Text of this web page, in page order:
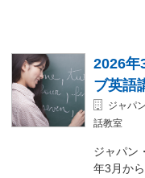
2026年
ブ英語
ジャパ
話教室
ジャパン
年3月か